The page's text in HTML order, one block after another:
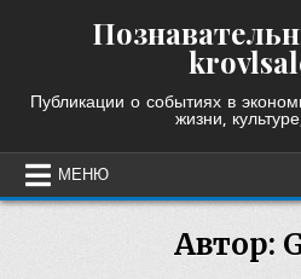
Публикации о событиях в
жизни,
МЕНЮ
Автор: